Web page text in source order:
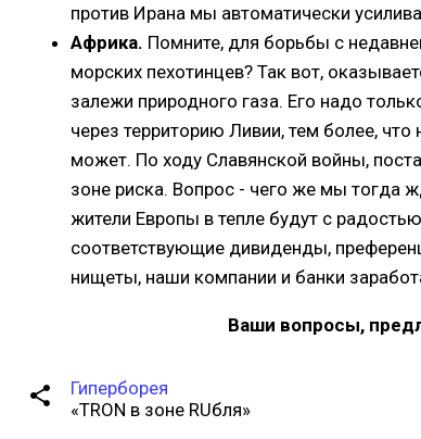
против Ирана мы автоматически
Африка. Помните, для борьбы с
морских пехотинцев? Так вот,
залежи природного газа. Его надо
через территорию Ливии, тем более,
может. По ходу Славянской войны,
зоне риска. Вопрос - чего же мы тогда
жители Европы в тепле будут с
соответствующие дивиденды,
нищеты, наши компании и банки
Ваши вопросы,
Гиперборея
«TRON в зоне RUбля»